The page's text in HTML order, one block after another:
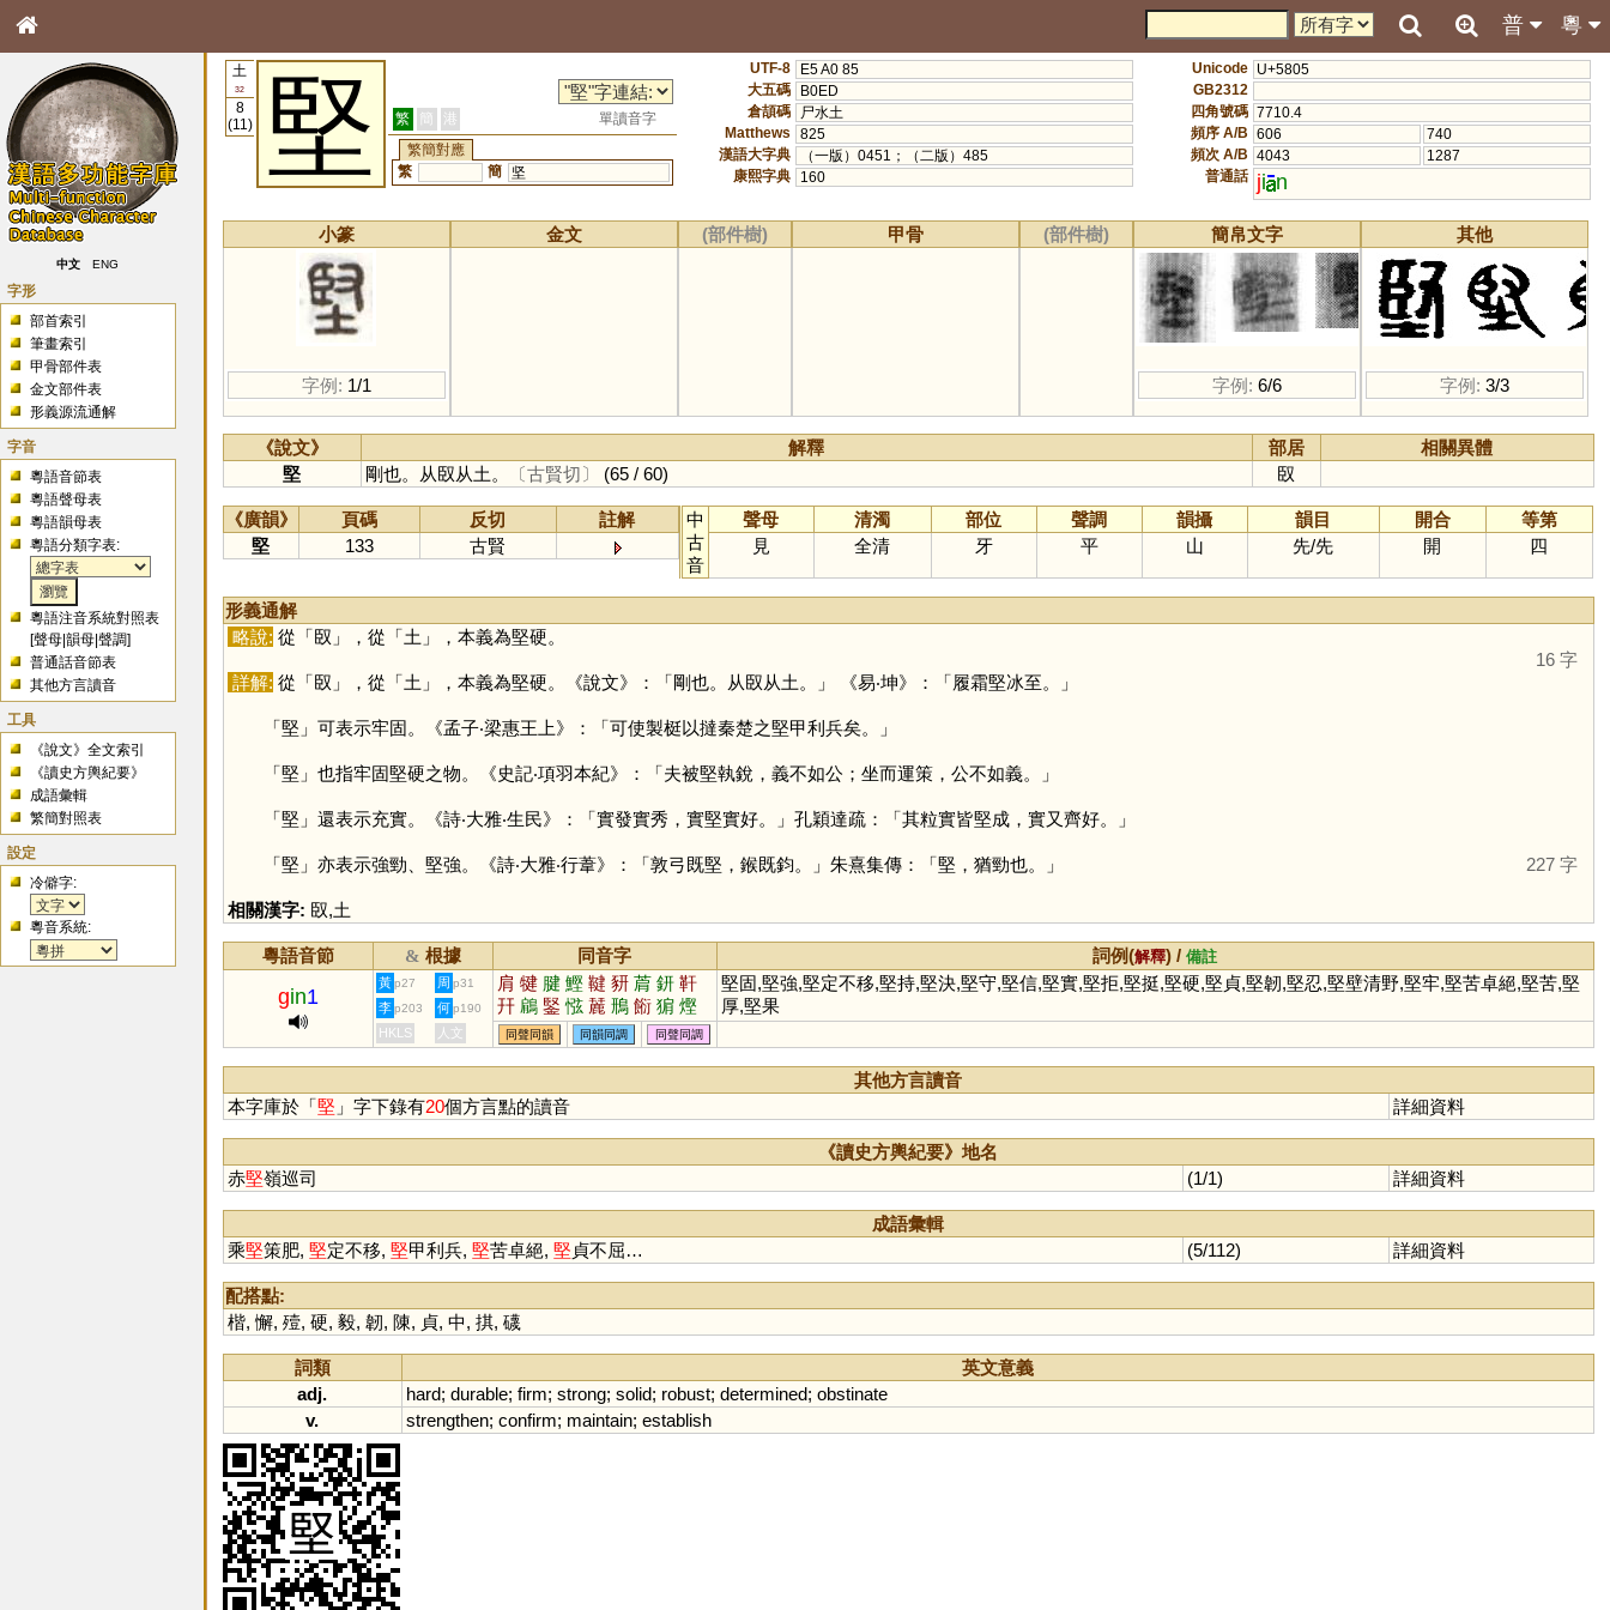
粵
普
中文 ENG
字形
部首索引
筆畫索引
甲骨部件表
金文部件表
形義源流通解
字音
粵語音節表
粵語聲母表
粵語韻母表
粵語分類字表:
粵語注音系統對照表
[聲母 |韻母 |聲調]
普通話音節表
其他方言讀音
工具
《說文》全文索引
《讀史方輿紀要》
成語彙輯
繁簡對照表
設定
冷僻字:
粵音系統:
土
32
8
(11)
堅 繁 簡 港
單讀音字
繁簡對應
繁
簡 坚
UTF-8
E5 A0 85
大五碼
B0ED
倉頡碼
尸水土
Matthews
825
漢語大字典
（一版）0451；（二版）485
康熙字典
160
Unicode U+5805
GB2312
四角號碼 7710.4
頻序 A/B 606
740
頻次 A/B 4043
1287
普通話 ji n
小篆
字例: 1/1
金文 (部件樹) 甲骨 (部件樹) 簡帛文字
字例: 6/6
其他
字例: 3/3
《說文》 解釋 部居
相關異體
堅
剛也。从臤从土。 〔古賢切〕 (65 / 60) 臤
《廣韻》 頁碼 反切
註解
堅
133 古賢
中
古
音
聲母 清濁 部位 聲調 韻攝 韻目 開合
等第
見
全清 牙 平 山 先/先 開 四
形義通解
略說: 從「臤 」，從「土」，本義為堅硬。
16 字
詳解: 從「臤 」，從「土」，本義為堅硬。《說文》：「剛也。从臤从土。」 《易‧坤》：「履霜堅冰至。」
「堅 」可表示牢固。《孟子‧梁惠王上》：「可使製梃以撻秦楚之堅甲利兵矣。」
「堅 」也指牢固堅硬之物。《史記‧項羽本紀》：「夫被堅執銳，義不如公；坐而運策，公不如義。」
「堅 」還表示充實。《詩‧大雅‧生民》：「實發實秀，實堅實好。」孔穎達疏：「其粒實皆堅成，實又齊好。」
「堅 」亦表示強勁、堅強。《詩‧大雅‧行葦》：「敦弓既堅，鍭既鈞。」朱熹集傳：「堅，猶勁也。」 227 字
相關漢字: 臤,土
粵語音節 & 根據 同音字 詞例(解釋) /備註
gin1
黃 p27 周 p31 肩 犍 腱 鰹 鞬 豜 菺 鈃 靬
幵 鵳 鋻 惤 麉 鳽 餰 猏 熞
堅固,堅強,堅定不移,堅持,堅決,堅守,堅信,堅實,堅拒,堅挺,堅硬,堅貞,堅韌,堅忍,堅壁清野,堅牢,堅苦卓絕,堅苦,堅
厚,堅果
李 p203 何 p190
HKLS 人文 同聲同韻 同韻同調 同聲同調
其他方言讀音
本字庫於「堅 」字下錄有20個方言點的讀音 詳細資料
《讀史方輿紀要》地名
赤堅嶺巡司 (1/1) 詳細資料
成語彙輯
乘堅策肥, 堅定不移, 堅甲利兵, 堅苦卓絕, 堅 貞不屈… (5/112) 詳細資料
配搭點:
楷,懈, 殪, 硬, 毅, 韌, 陳, 貞, 中, 掑, 礣
詞類
英文意義
adj.
hard; durable; firm; strong; solid; robust; determined; obstinate
v.
strengthen; confirm; maintain; establish